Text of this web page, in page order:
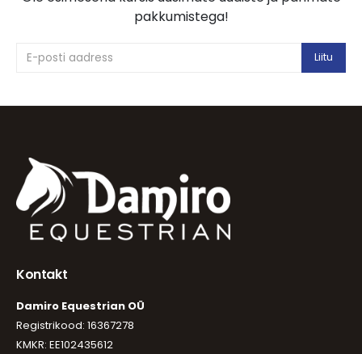
pakkumistega!
Kontakt
Damiro Equestrian OÜ
Registrikood: 16367278
KMKR: EE102435612